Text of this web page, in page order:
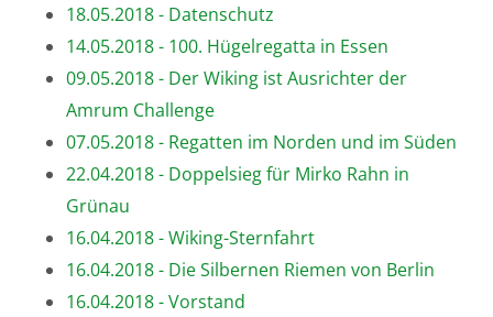
18.05.2018 - Datenschutz
14.05.2018 - 100. Hügelregatta in Essen
09.05.2018 - Der Wiking ist Ausrichter der
Amrum Challenge
07.05.2018 - Regatten im Norden und im Süden
22.04.2018 - Doppelsieg für Mirko Rahn in
Grünau
16.04.2018 - Wiking-Sternfahrt
16.04.2018 - Die Silbernen Riemen von Berlin
16.04.2018 - Vorstand